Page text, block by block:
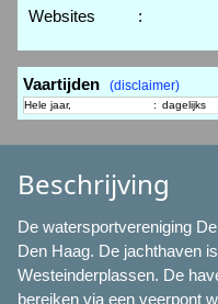
Websites :
Vaartijden (disclaimer)
Hele jaar, : dagelijks
Beschrijving
De watersportvereniging
Den Haag. De jachthaven
Westeinderplassen. De
bereiken via een veerpont